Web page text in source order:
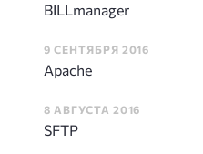
BILLmanager
9 СЕНТЯБРЯ 2016
Apache
8 АВГУСТА 2016
SFTP